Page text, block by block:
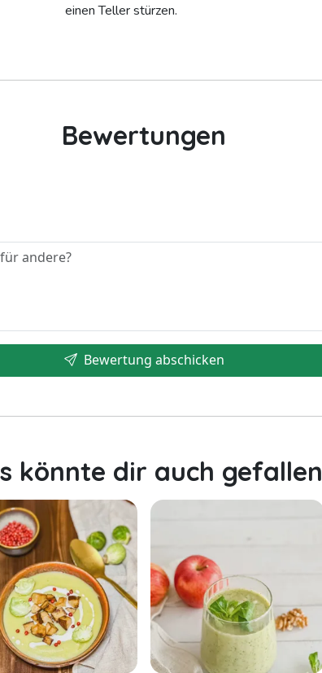
einen Teller stürzen.
Bewertungen
Bewertung abschicken
könnte dir auch gefallen